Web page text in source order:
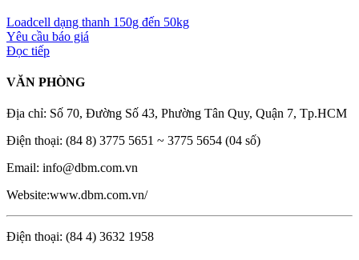
Loadcell dạng thanh 150g đến 50kg
Yêu cầu báo giá
Đọc tiếp
VĂN PHÒNG
Địa chỉ: Số 70, Đường Số 43, Phường Tân Quy, Quận 7, Tp.HCM
Điện thoại: (84 8) 3775 5651 ~ 3775 5654 (04 số)
Email: info@dbm.com.vn
Website:www.dbm.com.vn/
Điện thoại: (84 4) 3632 1958